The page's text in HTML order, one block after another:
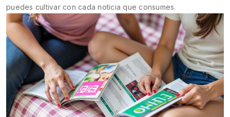
puedes cultivar con cada noticia que consumes.